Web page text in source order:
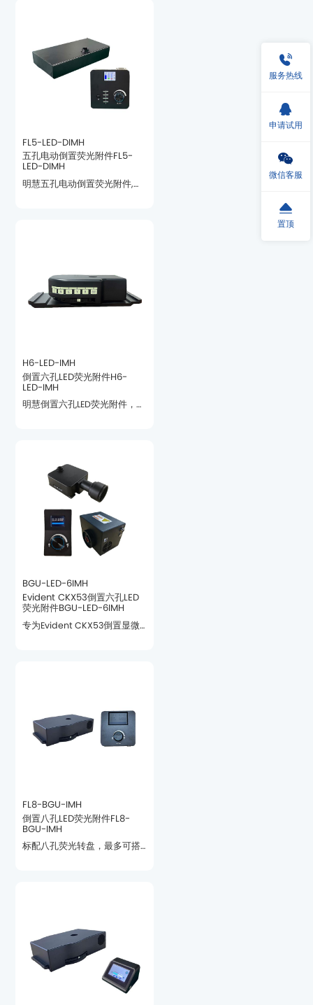
FL5-LED-DIMH
LED-DIMH
H6-LED-IMH
LED-IMH
BGU-LED-6IMH
荧光附件BGU-LED-6IMH
性的荧光观察
FL8-BGU-IMH
BGU-IMH
荧光染料的观察需求。
服务热线
申请试用
微信客服
置顶